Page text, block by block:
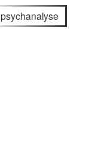
psychanalyse